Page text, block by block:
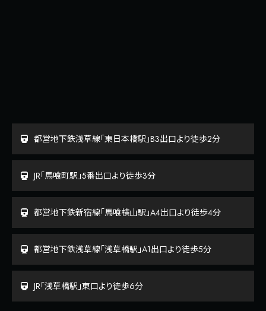
都営地下鉄浅草線「東日本橋駅」B3出口より徒歩2分
JR「馬喰町駅」5番出口より徒歩3分
都営地下鉄新宿線「馬喰横山駅」A4出口より徒歩4分
都営地下鉄浅草線「浅草橋駅」A1出口より徒歩5分
JR「浅草橋駅」東口より徒歩6分